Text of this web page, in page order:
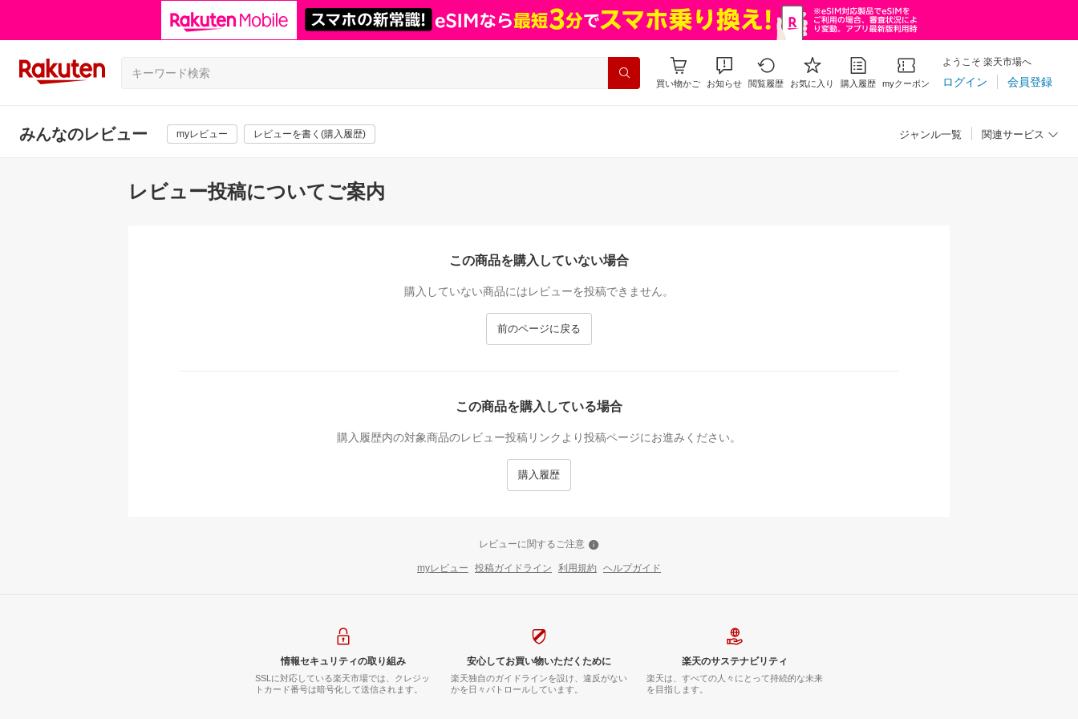
買い物かご お知らせ 閲覧履歴 お気に入り 購入履歴 myクーポン
ようこそ 楽天市場へ
ログイン 会員登録
みんなのレビュー myレビュー レビューを書く(購入履歴) ジャンル一覧 関連サービス
レビュー投稿についてご案内
この商品を購入していない場合
購入していない商品にはレビューを投稿できません。
前のページに戻る
この商品を購入している場合
購入履歴内の対象商品のレビュー投稿リンクより投稿ページにお進みください。
購入履歴
レビューに関するご注意
myレビュー 投稿ガイドライン 利用規約 ヘルプガイド
情報セキュリティの取り組み
SSLに対応している楽天市場では、クレジッ
トカード番号は暗号化して送信されます。
安心してお買い物いただくために
楽天独自のガイドラインを設け、違反がない
かを日々パトロールしています。
楽天のサステナビリティ
楽天は、すべての人々にとって持続的な未来
を目指します。